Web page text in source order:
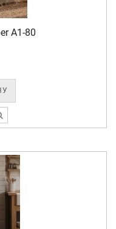
A1-80